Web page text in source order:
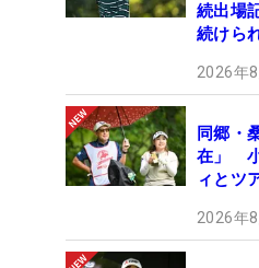
続出場
続けら
2026年
同郷・
在」 小
ィとツ
2026年